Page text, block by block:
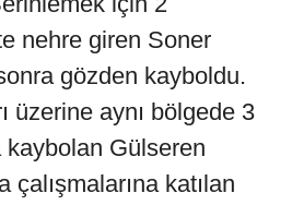
nehre giren Soner
gözden kayboldu.
üzerine aynı bölgede 3
kaybolan Gülseren
katılan